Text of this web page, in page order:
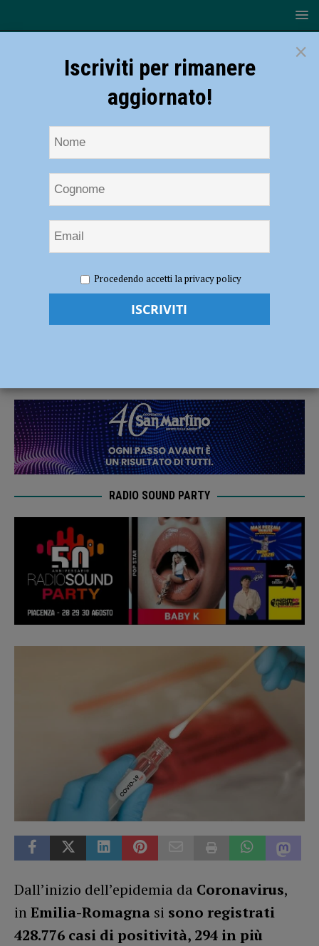
Coronavirus, 17 nuovi contagi e nessun decesso nel Piacentino
Coronavirus, 17 nuovi contagi e nessun
RADIO SOUND PARTY
Dall’inizio dell’epidemia da Coronavirus,
inEmilia-Romagna si sono registrati
428.776 casi di positività, 294 in più
×
Iscriviti per rimanere
aggiornato!
Procedendo accetti la privacy policy